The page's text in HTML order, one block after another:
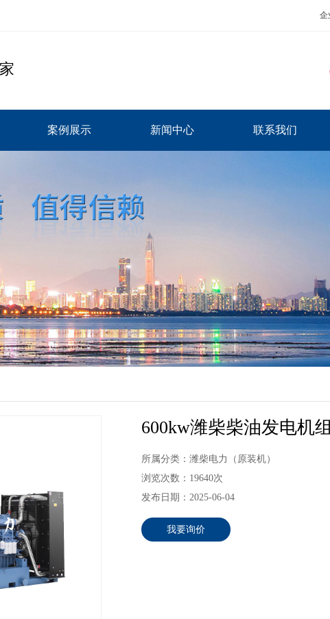
企
案例展示 新闻中心 联系我们
600kw潍柴柴油发电机组
所属分类：潍柴电力（原装机）
浏览次数：19640次
发布日期：2025-06-04
我要询价